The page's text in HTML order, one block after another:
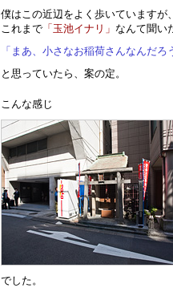
僕はこの近辺をよく歩いていますが
これまで 「玉池イナリ」 なんて聞い
「まあ、小さなお稲荷さんなんだろ
と思っていたら、案の定。
こんな感じ
でした。